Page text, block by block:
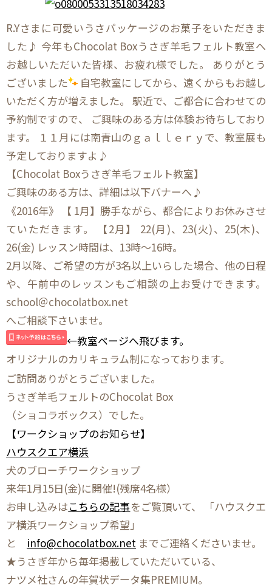
R.Yさまに可愛いうさパッケージのお菓子をいただきま
した♪ 今年もChocolat Boxうさぎ羊毛フェルト教室へ
お越しいただいた皆様、お疲れ様でした。 ありがとう
ございました
自宅教室にしてから、遠くからもお越し
いただく方が増えました。 駅近で、ご都合に合わせての
予約制ですので、 ご興味のある方は体験お待ちしており
ます。 １１月には南青山のｇａｌｌｅｒｙで、教室展も
予定しておりますよ♪
【Chocolat Boxうさぎ羊毛フェルト教室】
ご興味のある方は、詳細は以下バナーへ♪
《2016年》 【 1月】勝手ながら、都合によりお休みさせ
ていただきます。 【2月】 22(月)、23(火)、25(木)、
26(金) レッスン時間は、13時～16時。
2月以降、ご希望の方が3名以上いらした場合、他の日程
や、午前中のレッスンもご相談の上お受けできます。
school＠chocolatbox.net
へご相談下さいませ。
←教室ページへ飛びます。
オリジナルのカリキュラム制になっております。
ご訪問ありがとうございました。
うさぎ羊毛フェルトのChocolat Box
（ショコラボックス）でした。
【ワークショップのお知らせ】
ハウスクエア横浜
犬のブローチワークショップ
来年1月15日(金)に開催!(残席4名様）
お申し込みはこちらの記事をご覧頂いて、 「ハウスクエ
ア横浜ワークショップ希望」
と info@chocolatbox.net までご連絡くださいませ。
★うさぎ年から毎年掲載していただいている、
ナツメ社さんの年賀状データ集PREMIUM。